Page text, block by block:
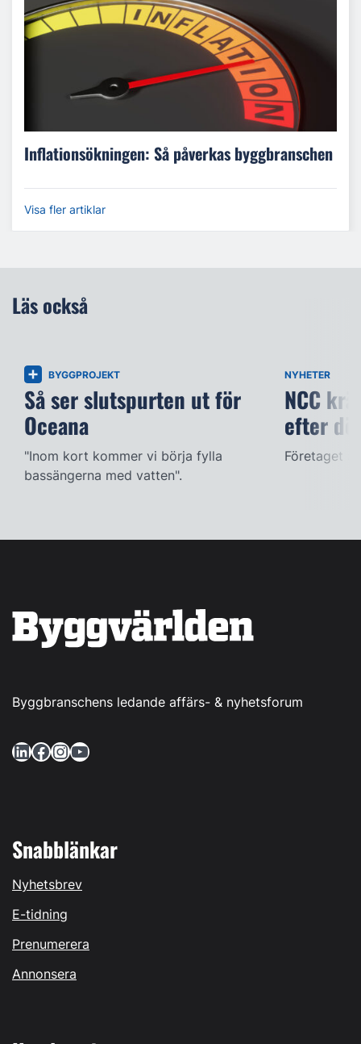
Inflationsökningen: Så påverkas byggbranschen
Visa fler artiklar
Läs också
BYGGPROJEKT
Så ser slutspurten ut för
Oceana
"Inom kort kommer vi börja fylla
bassängerna med vatten".
NYHETER
NCC
efter
Företaget
Byggbranschens ledande affärs- & nyhetsforum
LinkedIn Facebook InstagramYouTube
Snabblänkar
Nyhetsbrev
E-tidning
Prenumerera
Annonsera